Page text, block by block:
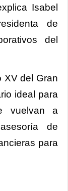
Isabel
de
del
XV del Gran
ideal para
vuelvan a
de
para